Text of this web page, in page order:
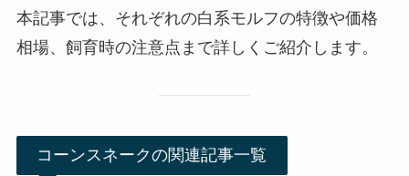
本記事では、それぞれの白系モルフの特徴や価格
相場、飼育時の注意点まで詳しくご紹介します。
コーンスネークの関連記事一覧